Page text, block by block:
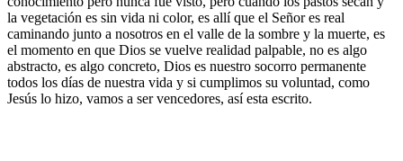
la vegetación es sin vida ni color, es allí que el Señor es real
caminando junto a nosotros en el valle de la sombre y la muerte, es
el momento en que Dios se vuelve realidad palpable, no es algo
abstracto, es algo concreto, Dios es nuestro socorro permanente
todos los días de nuestra vida y si cumplimos su voluntad, como
Jesús lo hizo, vamos a ser vencedores, así esta escrito.